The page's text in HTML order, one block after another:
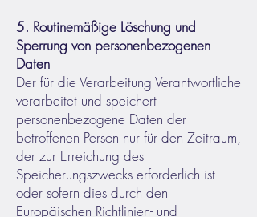
5. Routinemäßige Löschung und
Sperrung von personenbezogenen
Daten
Der für die Verarbeitung Verantwortliche
verarbeitet und speichert
personenbezogene Daten der
betroffenen Person nur für den Zeitraum,
der zur Erreichung des
Speicherungszwecks erforderlich ist
oder sofern dies durch den
Europäischen Richtlinien- und